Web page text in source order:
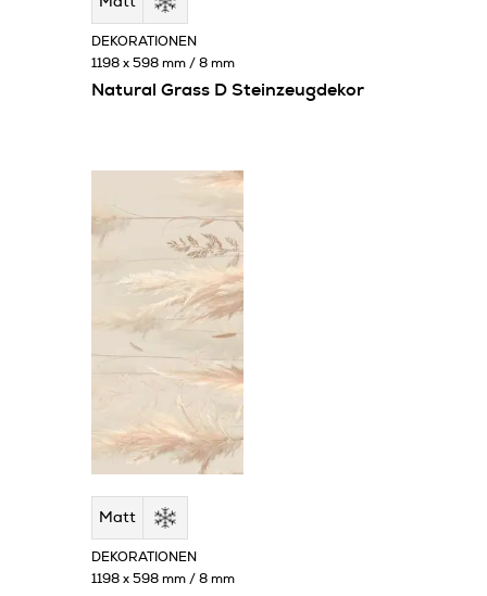
Natural Grass D Steinzeugdekor
DEKORATIONEN
1198 x 598 mm / 8 mm
Matt
DEKORATIONEN
1198 x 598 mm / 8 mm